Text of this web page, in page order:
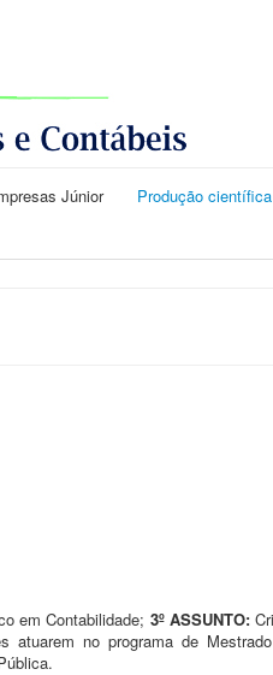
Júnior
Produção científica
em Contabilidade; 3º ASSUNTO:
atuarem no programa de